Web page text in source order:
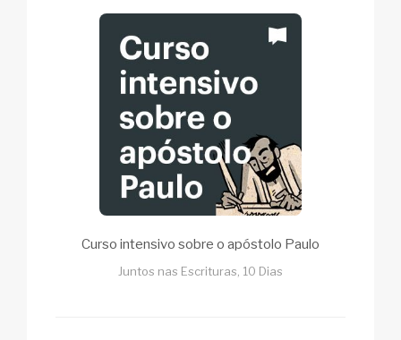
Curso intensivo sobre o apóstolo Paulo
Juntos nas Escrituras, 10 Dias